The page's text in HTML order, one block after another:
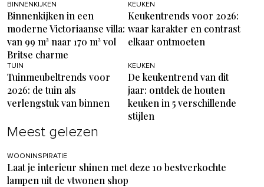
BINNENKIJKEN
Binnenkijken in een
moderne Victoriaanse villa:
van 99 m² naar 170 m² vol
Britse charme
KEUKEN
Keukentrends voor 2026:
waar karakter en contrast
elkaar ontmoeten
TUIN
Tuinmeubeltrends voor
2026: de tuin als
verlengstuk van binnen
KEUKEN
De keukentrend van dit
jaar: ontdek de houten
keuken in 5 verschillende
stijlen
Meest gelezen
WOONINSPIRATIE
Laat je interieur shinen met deze 10 bestverkochte
lampen uit de vtwonen shop